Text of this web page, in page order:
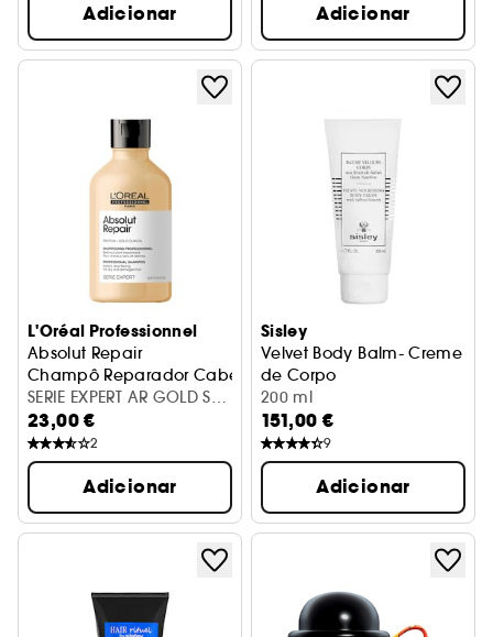
Adicionar Adicionar
L'Oréal Professionnel
Absolut Repair
Champô Reparador Cabelo Seco
SERIE EXPERT AR GOLD SHP
300 ML VB98
23,00 €
2
Adicionar
Sisley
Velvet Body Balm- Creme
de Corpo
200 ml
151,00 €
9
Adicionar